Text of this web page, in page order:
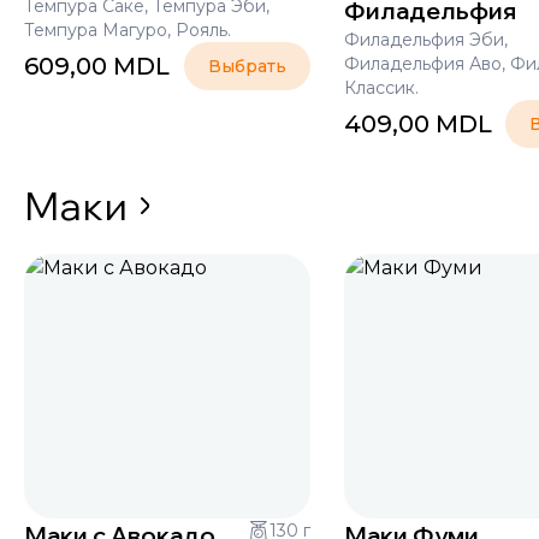
Темпура Саке, Темпура Эби,
Темпура Магуро, Рояль.
609,00 MDL Выбрать
Филадельфия
Филадельфия Эби,
Филадельфия Аво,
Классик.
409,00 MDL
Маки
130 г